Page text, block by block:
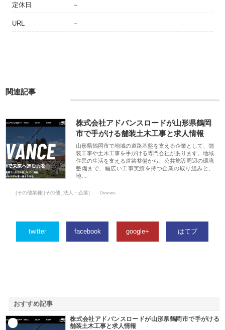
定休日 －
URL －
関連記事
株式会社アドバンスロードが山形県鶴岡
市で手がける舗装土木工事と求人情報
山形県鶴岡市で地域の道路基盤を支える企業として、舗
装工事や土木工事を手がける専門会社があります。地域
住民の生活を支える道路整備から、公共施設周辺の環境
整備まで、幅広い工事実績を持つ企業の取り組みと、
地…
[その他業種][その他_法人・企業] 0views
twitter facebook google+ はてブ
おすすめ記事
株式会社アドバンスロードが山形県鶴岡市で手がける
舗装土木工事と求人情報